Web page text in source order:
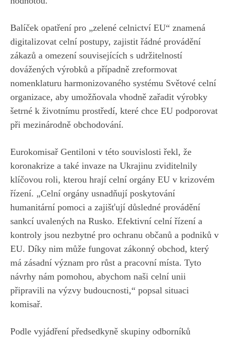
Balíček opatření pro „zelené celnictví EU“ znamená
digitalizovat celní postupy, zajistit řádné provádění
zákazů a omezení souvisejících s udržitelností
dovážených výrobků a případně zreformovat
nomenklaturu harmonizovaného systému Světové celní
organizace, aby umožňovala vhodně zařadit výrobky
šetrné k životnímu prostředí, které chce EU podporovat
při mezinárodně obchodování.
Eurokomisař Gentiloni v této souvislosti řekl, že
koronakrize a také invaze na Ukrajinu zviditelnily
klíčovou roli, kterou hrají celní orgány EU v krizovém
řízení. „Celní orgány usnadňují poskytování
humanitární pomoci a zajišťují důsledné provádění
sankcí uvalených na Rusko. Efektivní celní řízení a
kontroly jsou nezbytné pro ochranu občanů a podniků v
EU. Díky nim může fungovat zákonný obchod, který
má zásadní význam pro růst a pracovní místa. Tyto
návrhy nám pomohou, abychom naši celní unii
připravili na výzvy budoucnosti,“ popsal situaci
komisař.
Podle vyjádření předsedkyně skupiny odborníků